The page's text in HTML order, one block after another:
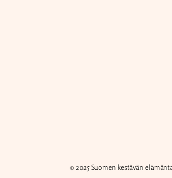
© 2025 Suomen kestävän